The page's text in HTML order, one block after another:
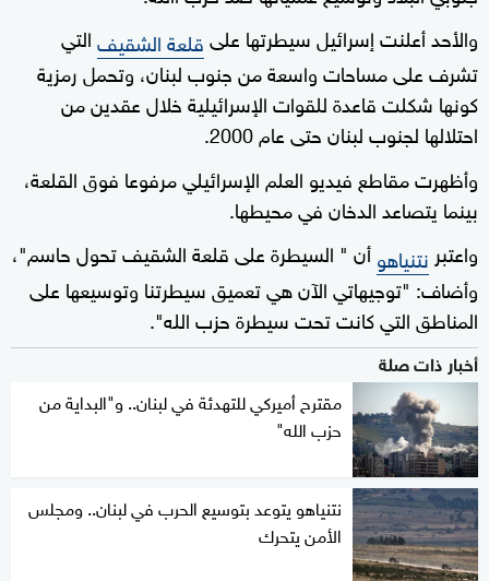
والأحد أعلنت إسرائيل سيطرتها علىقلعة الشقيفالتي
تشرف على مساحات واسعة من جنوب لبنان، وتحمل رمزية
كونها شكلت قاعدة للقوات الإسرائيلية خلال عقدين من
احتلالها لجنوب لبنان حتى عام 2000.
وأظهرت مقاطع فيديو العلم الإسرائيلي مرفوعا فوق القلعة،
بينما يتصاعد الدخان في محيطها.
واعتبر نتنياهوأن " السيطرة على قلعة الشقيف تحول حاسم"،
وأضاف: "توجيهاتي الآن هي تعميق سيطرتنا وتوسيعها على
المناطق التي كانت تحت سيطرة حزب الله".
أخبار ذات صلة
مقترح أميركي للتهدئة في لبنان.. و"البداية من
حزب الله"
نتنياهو يتوعد بتوسيع الحرب في لبنان.. ومجلس
الأمن يتحرك